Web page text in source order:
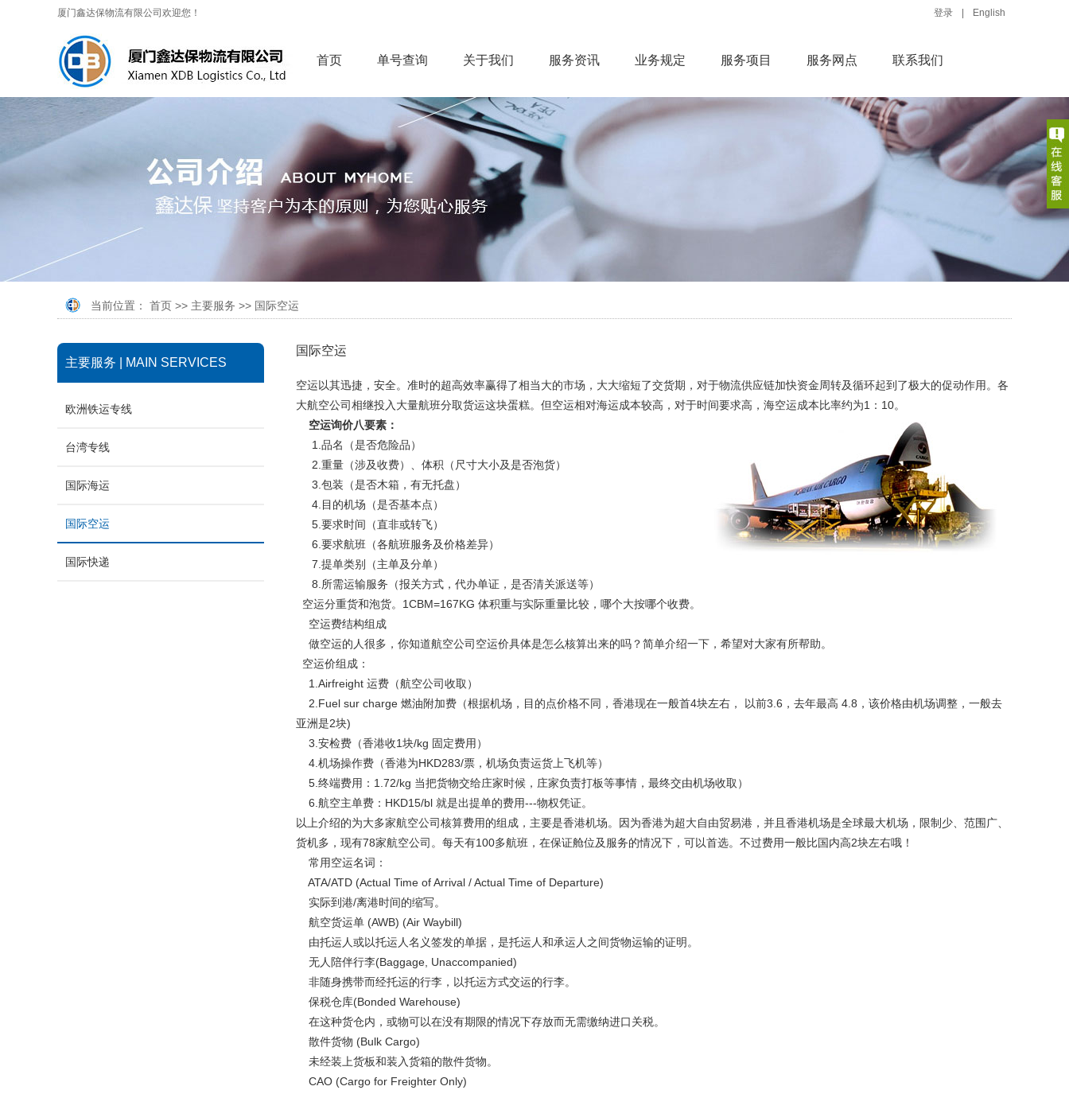
厦门鑫达保物流有限公司欢迎您！ 登录 English
首页 单号查询 关于我们 服务资讯 业务规定 服务项目 服务网点 联系我们
当前位置： 首页 >> 主要服务 >> 国际空运
主要服务 | MAIN SERVICES
欧洲铁运专线
台湾专线
国际海运
国际空运
国际快递
国际空运
空运以其迅捷，安全。准时的超高效率赢得了相当大的市场，大大缩短了交货期，对于物流供应链加快资金周转及循环起到了极大的促动作用。各
大航空公司相继投入大量航班分取货运这块蛋糕。但空运相对海运成本较高，对于时间要求高，海空运成本比率约为1：10。
空运询价八要素：
1.品名（是否危险品）
2.重量（涉及收费）、体积（尺寸大小及是否泡货）
3.包装（是否木箱，有无托盘）
4.目的机场（是否基本点）
5.要求时间（直非或转飞）
6.要求航班（各航班服务及价格差异）
7.提单类别（主单及分单）
8.所需运输服务（报关方式，代办单证，是否清关派送等）
空运分重货和泡货。1CBM=167KG 体积重与实际重量比较，哪个大按哪个收费。
空运费结构组成
做空运的人很多，你知道航空公司空运价具体是怎么核算出来的吗？简单介绍一下，希望对大家有所帮助。
空运价组成：
1.Airfreight 运费（航空公司收取）
2.Fuel sur charge 燃油附加费（根据机场，目的点价格不同，香港现在一般首4块左右， 以前3.6，去年最高 4.8，该价格由机场调整，一般去
亚洲是2块)
3.安检费（香港收1块/kg 固定费用）
4.机场操作费（香港为HKD283/票，机场负责运货上飞机等）
5.终端费用：1.72/kg 当把货物交给庄家时候，庄家负责打板等事情，最终交由机场收取）
6.航空主单费：HKD15/bl 就是出提单的费用---物权凭证。
以上介绍的为大多家航空公司核算费用的组成，主要是香港机场。因为香港为超大自由贸易港，并且香港机场是全球最大机场，限制少、范围广、
货机多，现有78家航空公司。每天有100多航班，在保证舱位及服务的情况下，可以首选。不过费用一般比国内高2块左右哦！
常用空运名词：
ATA/ATD (Actual Time of Arrival / Actual Time of Departure)
实际到港/离港时间的缩写。
航空货运单 (AWB) (Air Waybill)
由托运人或以托运人名义签发的单据，是托运人和承运人之间货物运输的证明。
无人陪伴行李(Baggage, Unaccompanied)
非随身携带而经托运的行李，以托运方式交运的行李。
保税仓库(Bonded Warehouse)
在这种货仓内，或物可以在没有期限的情况下存放而无需缴纳进口关税。
散件货物 (Bulk Cargo)
未经装上货板和装入货箱的散件货物。
CAO (Cargo for Freighter Only)